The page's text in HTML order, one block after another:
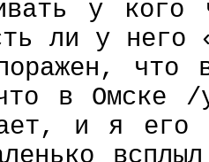
у
ли у него
в Омске /
и я его